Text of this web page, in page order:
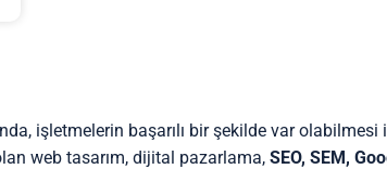
işletmelerin başarılı bir şekilde var
web tasarım, dijital pazarlama, SEO, SEM,